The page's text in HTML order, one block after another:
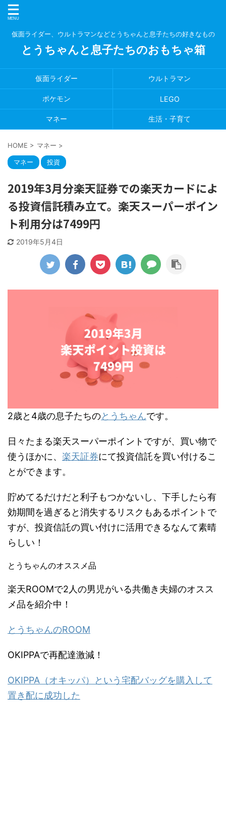
仮面ライダー、ウルトラマンなどとうちゃんと息子たちの好きなもの
とうちゃんと息子たちのおもちゃ箱
仮面ライダー ウルトラマン
ポケモン LEGO
マネー 生活・子育て
HOME > マネー >
マネー 投資
2019年3月分楽天証券での楽天カードによ
る投資信託積み立て。楽天スーパーポイン
ト利用分は7499円
2019年5月4日
2歳と4歳の息子たちのとうちゃんです。
日々たまる楽天スーパーポイントですが、買い物で
使うほかに、 楽天証券にて投資信託を買い付けるこ
とができます。
貯めてるだけだと利子もつかないし、下手したら有
効期間を過ぎると消失するリスクもあるポイントで
すが、投資信託の買い付けに活用できるなんて素晴
らしい！
とうちゃんのオススメ品
楽天ROOMで2人の男児がいる共働き夫婦のオスス
メ品を紹介中！
とうちゃんのROOM
OKIPPAで再配達激減！
OKIPPA（オキッパ）という宅配バッグを購入して
置き配に成功した